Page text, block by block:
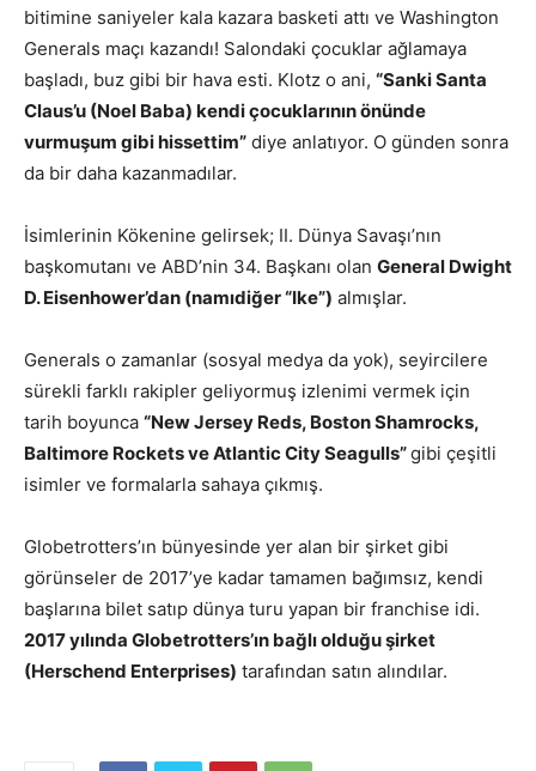
bitimine saniyeler kala kazara basketi attı ve Washington
Generals maçı kazandı! Salondaki çocuklar ağlamaya
başladı, buz gibi bir hava esti. Klotz o ani, “Sanki Santa
Claus’u (Noel Baba) kendi çocuklarının önünde
vurmuşum gibi hissettim” diye anlatıyor. O günden sonra
da bir daha kazanmadılar.
İsimlerinin Kökenine gelirsek; II. Dünya Savaşı’nın
başkomutanı ve ABD’nin 34. Başkanı olan General Dwight
D. Eisenhower’dan (namıdiğer “Ike”) almışlar.
Generals o zamanlar (sosyal medya da yok), seyircilere
sürekli farklı rakipler geliyormuş izlenimi vermek için
tarih boyunca “New Jersey Reds, Boston Shamrocks,
Baltimore Rockets ve Atlantic City Seagulls”gibi çeşitli
isimler ve formalarla sahaya çıkmış.
Globetrotters’ın bünyesinde yer alan bir şirket gibi
görünseler de 2017’ye kadar tamamen bağımsız, kendi
başlarına bilet satıp dünya turu yapan bir franchise idi.
2017 yılında Globetrotters’ın bağlı olduğu şirket
(Herschend Enterprises) tarafından satın alındılar.